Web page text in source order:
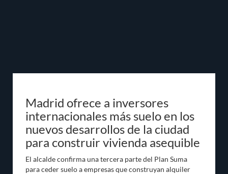
Madrid ofrece a inversores
internacionales más suelo en los
nuevos desarrollos de la ciudad
para construir vivienda asequible
El alcalde confirma una tercera parte del Plan Suma
para ceder suelo a empresas que construyan alquiler